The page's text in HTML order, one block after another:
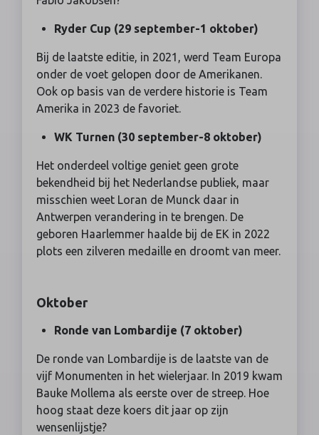
Ryder Cup (29 september-1 oktober)
Bij de laatste editie, in 2021, werd Team Europa
onder de voet gelopen door de Amerikanen.
Ook op basis van de verdere historie is Team
Amerika in 2023 de favoriet.
WK Turnen (30 september-8 oktober)
Het onderdeel voltige geniet geen grote
bekendheid bij het Nederlandse publiek, maar
misschien weet Loran de Munck daar in
Antwerpen verandering in te brengen. De
geboren Haarlemmer haalde bij de EK in 2022
plots een zilveren medaille en droomt van meer.
Oktober
Ronde van Lombardije (7 oktober)
De ronde van Lombardije is de laatste van de
vijf Monumenten in het wielerjaar. In 2019 kwam
Bauke Mollema als eerste over de streep. Hoe
hoog staat deze koers dit jaar op zijn
wensenlijstje?